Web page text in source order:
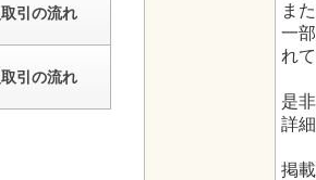
引の流れ
引の流れ
ま
一
れ
是
詳
掲